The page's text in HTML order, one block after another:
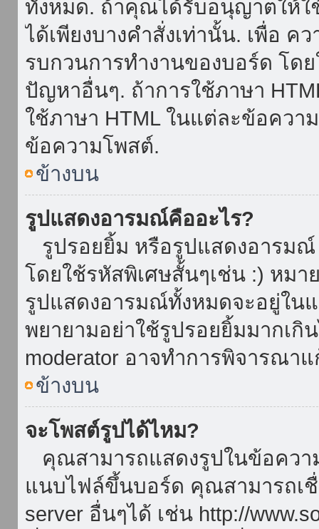
ทั้งหมด. ถ้าคุณได้รับอนุญาตให้ใ
ได้เพียงบางคำสั่งเท่านั้น. เพื่อ
รบกวนการทำงานของบอร์ด โด
ปัญหาอื่นๆ. ถ้าการใช้ภาษา
ใช้ภาษา HTML ในแต่ละข้อคว
ข้อความโพสต์.
ข้างบน
รูปแสดงอารมณ์คืออะไร?
รูปรอยยิ้ม หรือรูปแสดงอารมณ์
โดยใช้รหัสพิเศษสั้นๆเช่น :) หมา
รูปแสดงอารมณ์ทั้งหมดจะอยู่ใ
พยายามอย่าใช้รูปรอยยิ้มมากเกิ
moderator อาจทำการพิจารณา
ข้างบน
จะโพสต์รูปได้ไหม?
คุณสามารถแสดงรูปในข้อคว
แนบไฟล์ขึ้นบอร์ด คุณสามารถเชื่
server อื่นๆได้ เช่น http://